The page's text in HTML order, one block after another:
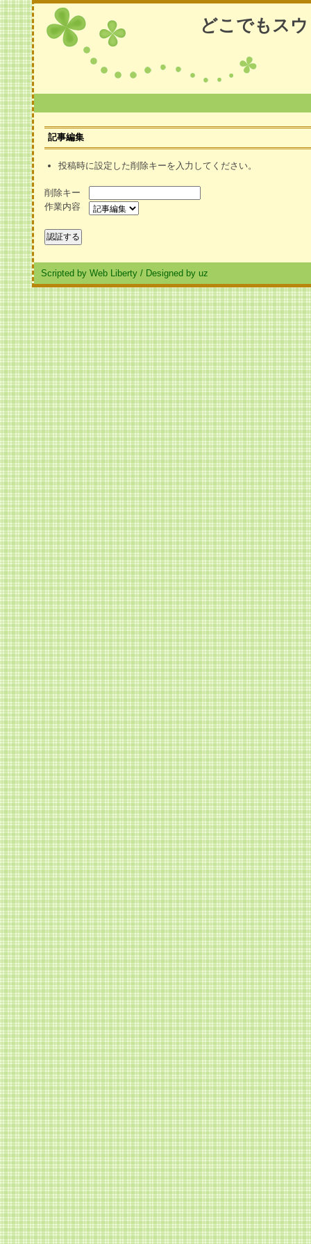
どこでもス
記事編集
投稿時に設定した削除キーを入力してください。
削除キー
作業内容
Scripted by Web Liberty / Designed by uz